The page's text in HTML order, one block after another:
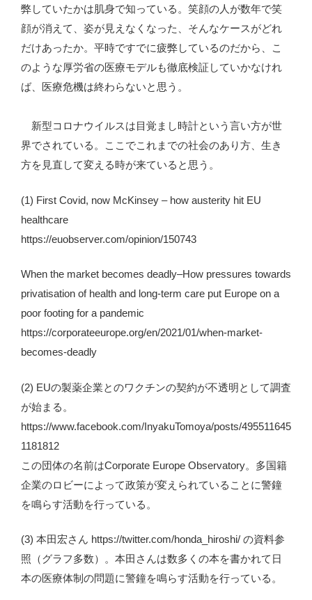
弊していたかは肌身で知っている。笑顔の人が数年で笑
顔が消えて、姿が見えなくなった、そんなケースがどれ
だけあったか。平時ですでに疲弊しているのだから、こ
のような厚労省の医療モデルも徹底検証していかなけれ
ば、医療危機は終わらないと思う。
新型コロナウイルスは目覚まし時計という言い方が世
界でされている。ここでこれまでの社会のあり方、生き
方を見直して変える時が来ていると思う。
(1) First Covid, now McKinsey – how austerity hit EU
healthcare
https://euobserver.com/opinion/150743
When the market becomes deadly–How pressures towards
privatisation of health and long-term care put Europe on a
poor footing for a pandemic
https://corporateeurope.org/en/2021/01/when-market-
becomes-deadly
(2) EUの製薬企業とのワクチンの契約が不透明として調査
が始まる。
https://www.facebook.com/InyakuTomoya/posts/495511645
1181812
この団体の名前はCorporate Europe Observatory。多国籍
企業のロビーによって政策が変えられていることに警鐘
を鳴らす活動を行っている。
(3) 本田宏さん https://twitter.com/honda_hiroshi/ の資料参
照（グラフ多数）。本田さんは数多くの本を書かれて日
本の医療体制の問題に警鐘を鳴らす活動を行っている。